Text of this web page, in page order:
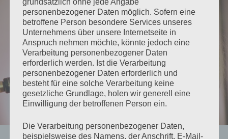
personenbezogener Daten möglich. Sofern eine
betroffene Person besondere Services unseres
Unternehmens über unsere Internetseite in
Anspruch nehmen möchte, könnte jedoch eine
Verarbeitung personenbezogener Daten
erforderlich werden. Ist die Verarbeitung
personenbezogener Daten erforderlich und
besteht für eine solche Verarbeitung keine
gesetzliche Grundlage, holen wir generell eine
Einwilligung der betroffenen Person ein.
Die Verarbeitung personenbezogener Daten,
beispielsweise des Namens, der Anschrift, E-Mail-